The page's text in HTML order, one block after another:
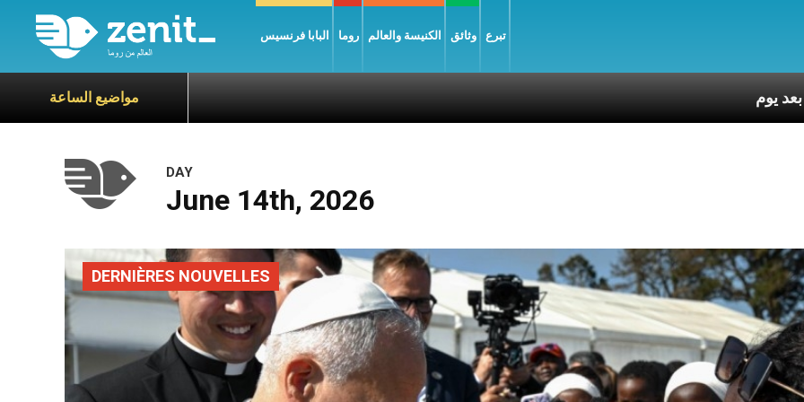
البابا فرنسيس روما الكنيسة والعالم وثائق تبرع
مواضيع الساعة
DAY
June 14th, 2026
DERNIÈRES NOUVELLES